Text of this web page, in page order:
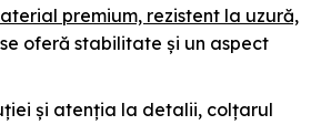
premium, rezistent la uzură,
oferă stabilitate și un aspect
și atenția la detalii, colțarul